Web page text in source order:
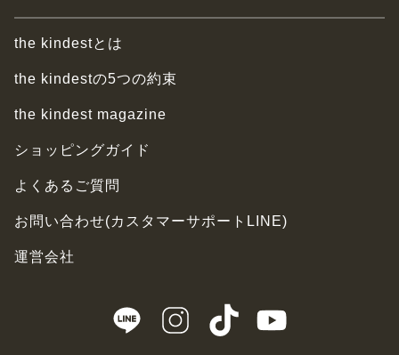
the kindestとは
the kindestの5つの約束
the kindest magazine
ショッピングガイド
よくあるご質問
お問い合わせ(カスタマーサポートLINE)
運営会社